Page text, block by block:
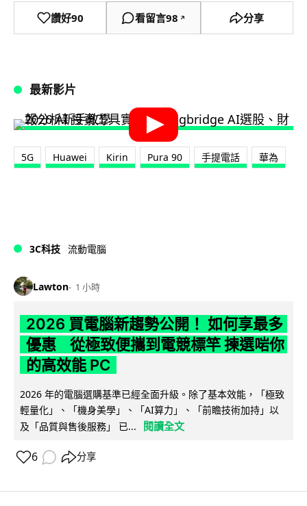
讚好90 看留言98 ↗ 分享
最新影片
5G Huawei Kirin Pura 90 手提電話 華為
3C科技 流動電腦
Lawton 1 小時
2026 買電腦新趨勢公開！ 如何享最多
優惠 從極致便攜到電競標竿 揀選啱你
的高效能 PC
2026 年的電腦選購基準已經全面升級。除了基本效能，「極致
輕量化」、「機身美學」、「AI算力」、「前瞻技術加持」以
及「品質與售後服務」 已...
閱讀全文
6 分享